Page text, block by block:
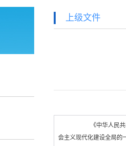
上级文件
《中华人民共
会主义现代化建设全局的